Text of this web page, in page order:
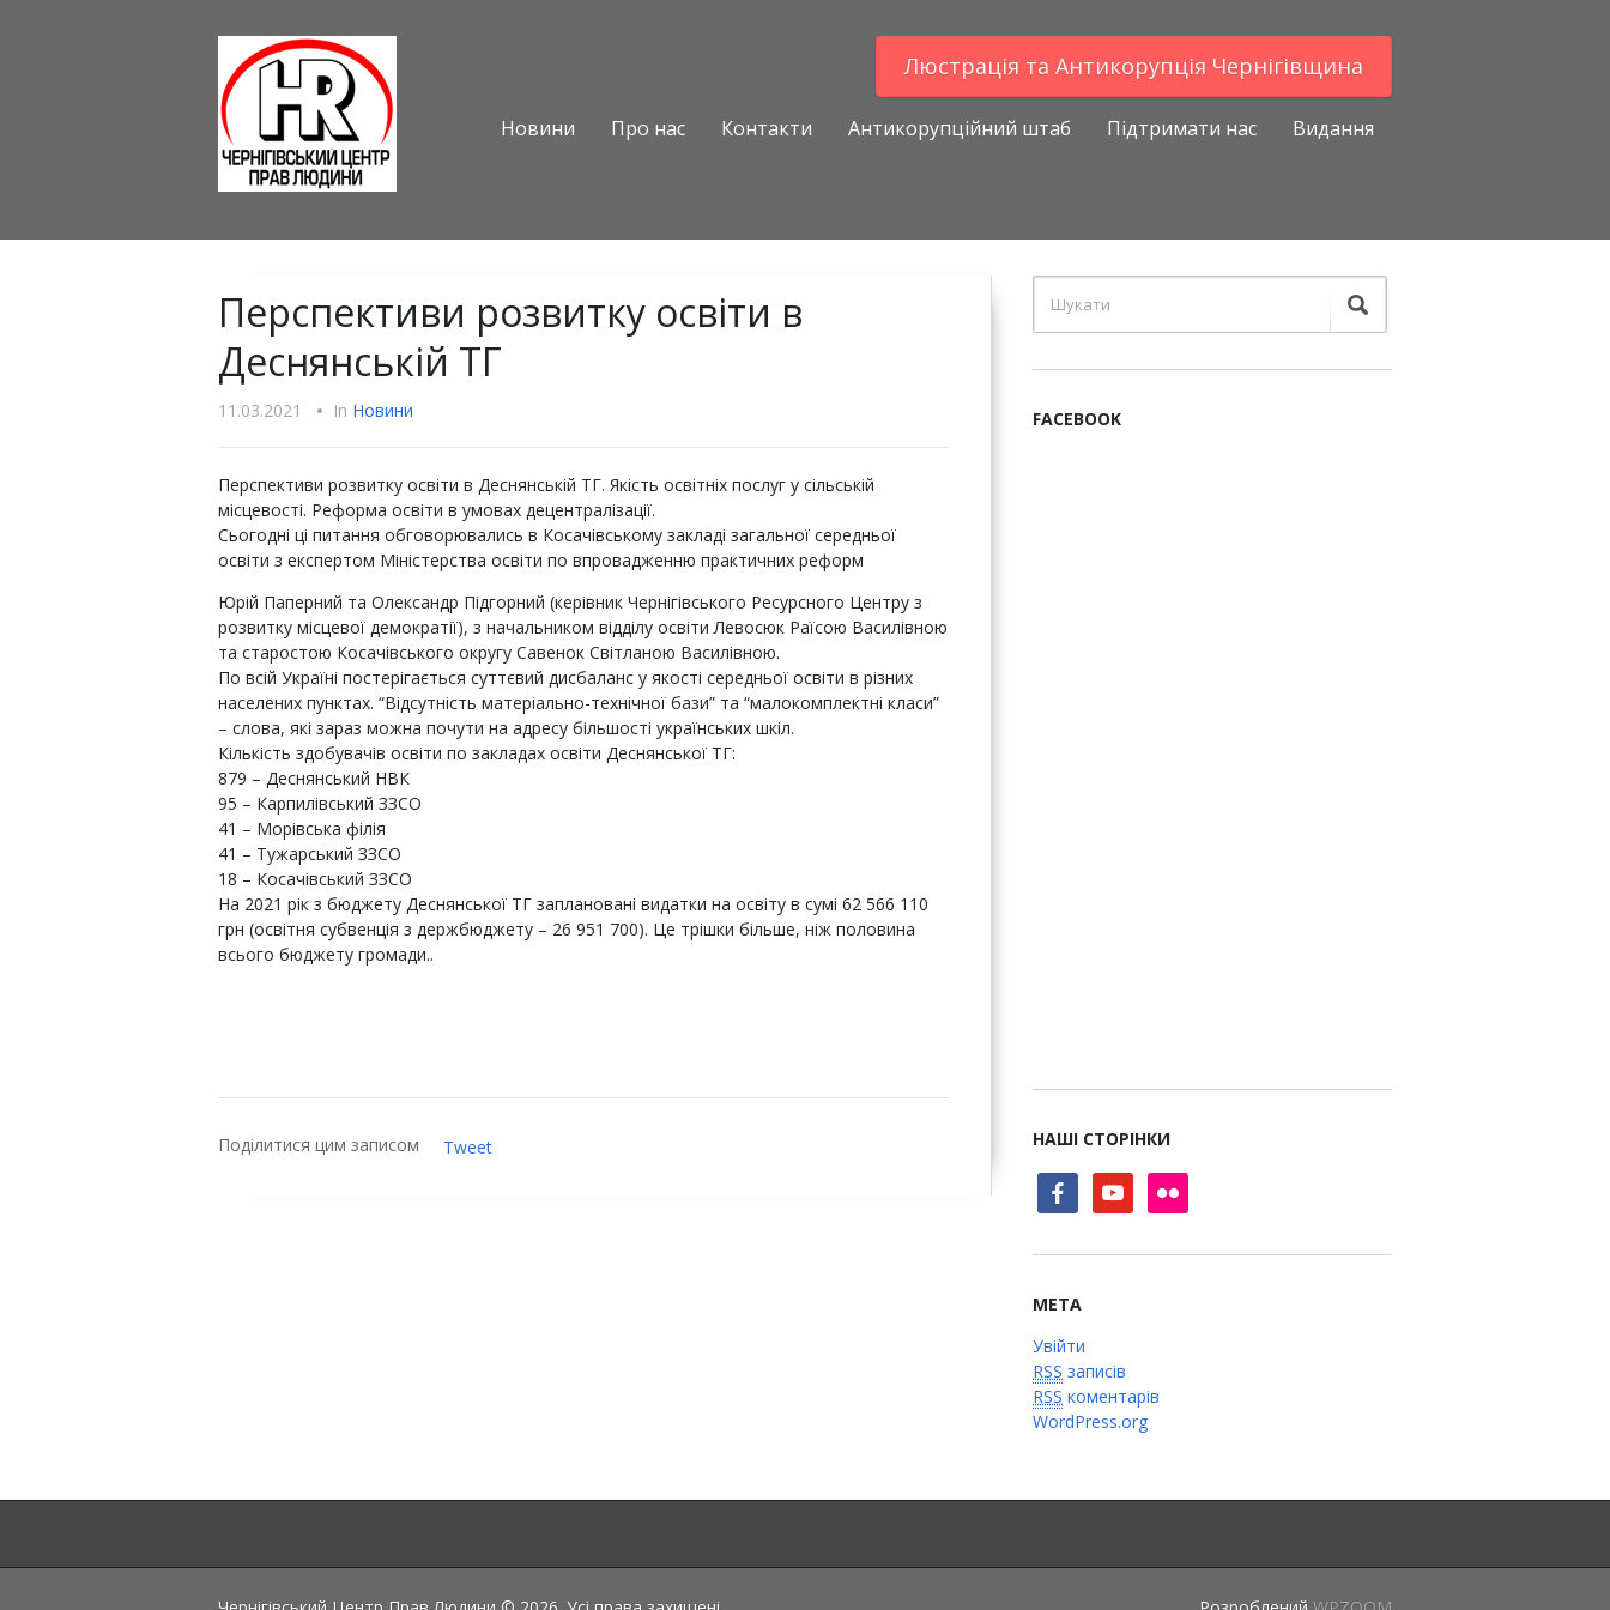
Люстрацiя та Антикорупцiя Чернігівщина
Новини Про нас Контакти Антикорупційний штаб Підтримати нас Видання
Перспективи розвитку освіти в
Деснянській ТГ
11.03.2021 • In Новини
Перспективи розвитку освіти в Деснянській ТГ. Якість освітніх послуг у сільській
місцевості. Реформа освіти в умовах децентралізації.
Сьогодні ці питання обговорювались в Косачівському закладі загальної середньої
освіти з експертом Міністерства освіти по впровадженню практичних реформ
Юрій Паперний та Олександр Підгорний (керівник Чернігівського Ресурсного Центру з
розвитку місцевої демократії), з начальником відділу освіти Левосюк Раїсою Василівною
та старостою Косачівського округу Савенок Світланою Василівною.
По всій Україні постерігається суттєвий дисбаланс у якості середньої освіти в різних
населених пунктах. “Відсутність матеріально-технічної бази” та “малокомплектні класи”
– слова, які зараз можна почути на адресу більшості українських шкіл.
Кількість здобувачів освіти по закладах освіти Деснянської ТГ:
879 – Деснянський НВК
95 – Карпилівський ЗЗСО
41 – Морівська філія
41 – Тужарський ЗЗСО
18 – Косачівський ЗЗСО
На 2021 рік з бюджету Деснянської ТГ заплановані видатки на освіту в сумі 62 566 110
грн (освітня субвенція з держбюджету – 26 951 700). Це трішки більше, ніж половина
всього бюджету громади..
Поділитися цим записом Tweet
FACEBOOK
НАШІ СТОРІНКИ
facebookyoutube flickr
МЕТА
Увійти
RSS записів
RSS коментарів
WordPress.org